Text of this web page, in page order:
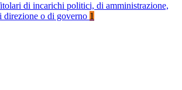
di incarichi politici, di amministrazione,
direzione o di governo 1